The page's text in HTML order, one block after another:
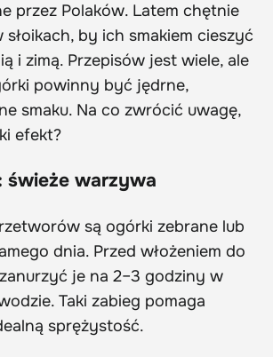
przez Polaków. Latem chętnie
by ich smakiem cieszyć
i zimą. Przepisów jest wiele, ale
powinny być jędrne,
smaku. Na co zwrócić uwagę,
efekt?
świeże warzywa
są ogórki zebrane lub
dnia. Przed włożeniem do
je na 2–3 godziny w
Taki zabieg pomaga
sprężystość.